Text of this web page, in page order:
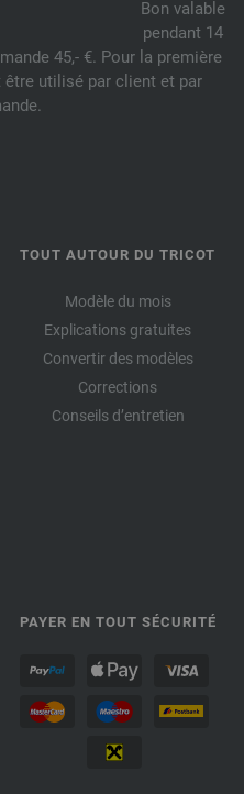
Bon valable
pendant 14
45,- €. Pour la première
être utilisé par client et par
TOUT AUTOUR DU TRICOT
Modèle du mois
Explications gratuites
Convertir des modèles
Corrections
Conseils d’entretien
PAYER EN TOUT SÉCURITÉ